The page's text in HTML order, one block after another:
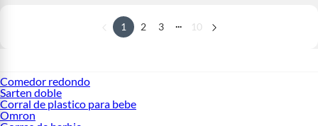
1 2 3 ... 10
Comedor redondo
Sarten doble
Corral de plastico para bebe
Omron